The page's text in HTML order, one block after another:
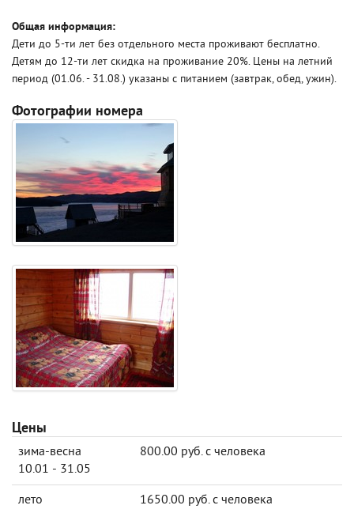
Общая информация:
Дети до 5-ти лет без отдельного места проживают бесплатно.
Детям до 12-ти лет скидка на проживание 20%. Цены на летний
период (01.06. - 31.08.) указаны с питанием (завтрак, обед, ужин).
Фотографии номера
Цены
зима-весна
10.01 - 31.05
800.00 руб. с человека
лето
1650.00 руб. с человека